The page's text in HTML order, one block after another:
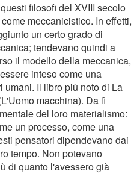
filosofi del XVIII secolo
meccanicistico. In effetti,
un certo grado di
tendevano quindi a
il modello della meccanica,
inteso come una
umani. Il libro più noto di La
macchina). Da lì
del loro materialismo:
un processo, come una
pensatori dipendevano dai
tempo. Non potevano
di quanto l'avessero già